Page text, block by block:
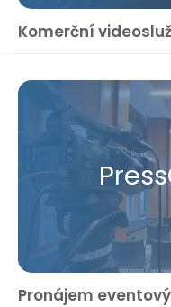
Komerční
Pronájem